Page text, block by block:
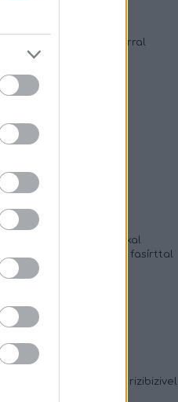
Gyors gofri áfonyalekvárral
bulgurral
lecsó
tészta lekvárral
Gyros tortillában
hús rizzsel
almakompót
kelt pogácsa
cukkinis tészta
tejfölös tökfőzelék
tökfőzelék fasírtgolyókkal
zeller-karalábé főzelék fasírttal
tükörtojással
fasírttal
sajtos csirkemell
lecsó rizzsel
paprikás krumpli
gombás csirkemell rizibizivel